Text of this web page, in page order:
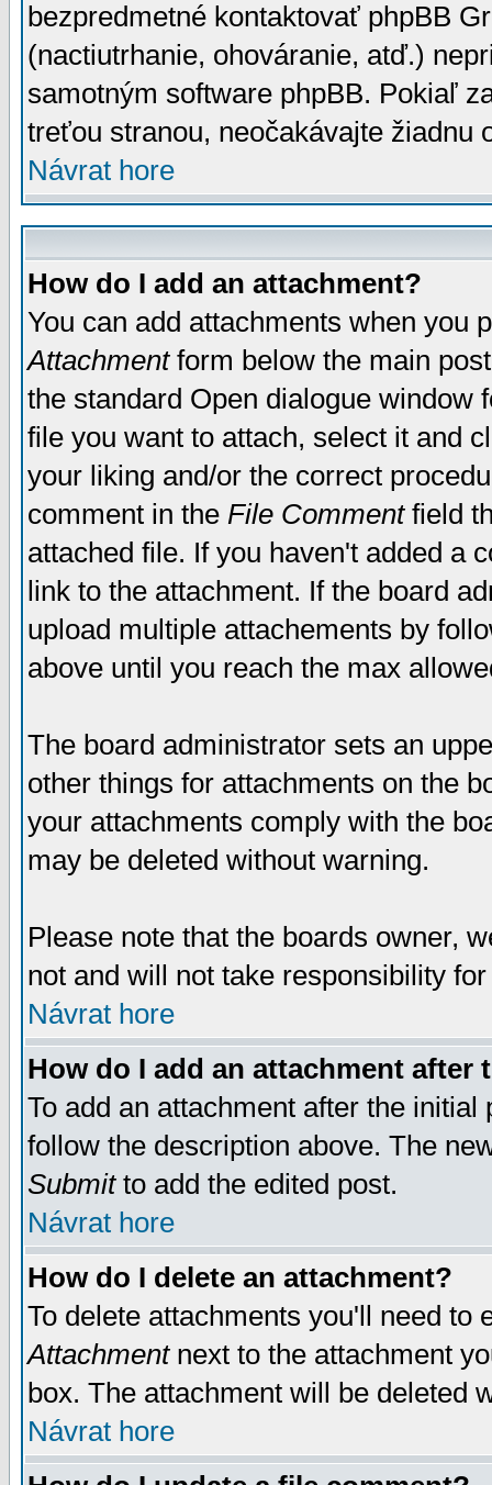
bezpredmetné kontaktovať phpBB
(nactiutrhanie, ohováranie, atď.)
samotným software phpBB. Pokiaľ
treťou stranou, neočakávajte žiadnu
Návrat hore
How do I add an attachment?
You can add attachments when you
Attachmentform below the main
the standard Open dialogue window
file you want to attach, select it and
your liking and/or the correct
comment in the File Commentfield
attached file. If you haven't added a
link to the attachment. If the board
upload multiple attachements by
above until you reach the max
The board administrator sets an
other things for attachments on the
your attachments comply with the
may be deleted without warning.
Please note that the boards owner,
not and will not take responsibility
Návrat hore
How do I add an attachment after
To add an attachment after the
follow the description above. The
Submitto add the edited post.
Návrat hore
How do I delete an attachment?
To delete attachments you'll need
Attachmentnext to the attachment
box. The attachment will be deleted
Návrat hore